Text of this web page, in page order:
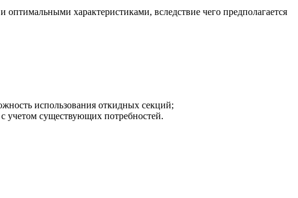
характеристиками, вследствие чего предполагается
использования откидных секций;
учетом существующих потребностей.